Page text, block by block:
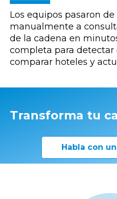
Los equipos pasaron
manualmente a
de la cadena en
completa para detectar
comparar hoteles y
Transforma tu
Habla con